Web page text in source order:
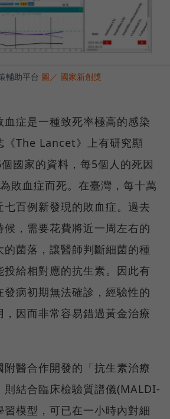
輔助平台 圖／ 國家新創獎
血症是一種致死率極高的感染
《The Lancet》上有研究顯
國家的資料，每5個人的死因
敗血症而死。在臺灣，每十萬
七百例新發現的敗血症。過去
，需要花費將近一周左右的
的菌落，讓醫師判斷細菌的種
投給相對應的抗生素。因此有
發病初期無法確診，經驗性的
因而非常容易錯過黃金治療
醫合作開發的「抗生素治療
則結合臨床檢驗質譜儀(MALDI-
習模型，可已在一小時內對細